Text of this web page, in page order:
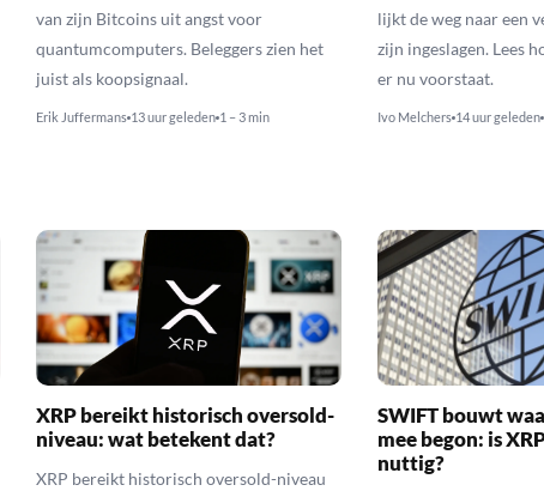
van zijn Bitcoins uit angst voor
quantumcomputers. Beleggers zien het
juist als koopsignaal.
Erik Juffermans 13 uur geleden 1 – 3 min
lijkt de weg naar een
zijn ingeslagen. Lees
er nu voorstaat.
Ivo Melchers 14 uur geleden
XRP bereikt historisch oversold-
niveau: wat betekent dat?
XRP bereikt historisch oversold-niveau
SWIFT bouwt
mee begon: is
nuttig?